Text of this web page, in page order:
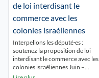
de loi interdisant le
commerce avec les
colonies israéliennes
Interpellons les député·es :
soutenez la proposition de loi
interdisant le commerce avec les
colonies israéliennes Juin –
Décembre 2026 5 048